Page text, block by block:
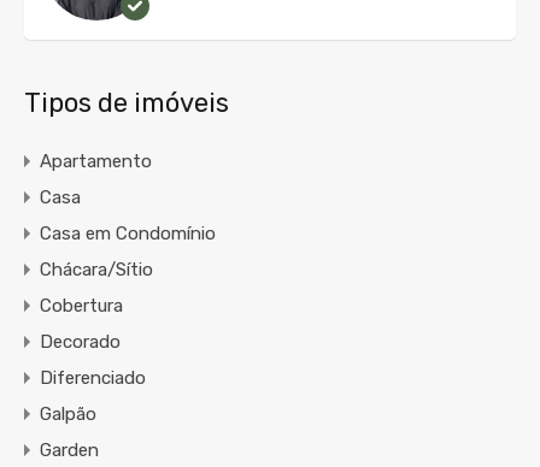
Tipos de imóveis
Apartamento
Casa
Casa em Condomínio
Chácara/Sítio
Cobertura
Decorado
Diferenciado
Galpão
Garden